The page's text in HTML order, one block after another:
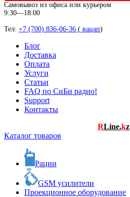
Самовывоз из офиса или курьером
9:30—18:00
Тел: +7 (700) 836-06-36 ( вацап)
Блог
Доставка
Оплата
Услуги
Статьи
FAQ по СиБи радио!
Support
Контакты
RLine.kz
Каталог товаров
Рации
GSM усилители
Проекционное оборудование